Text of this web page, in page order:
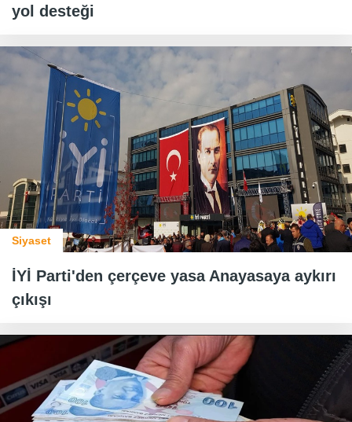
yol desteği
Siyaset
İYİ Parti'den çerçeve yasa Anayasaya aykırı
çıkışı